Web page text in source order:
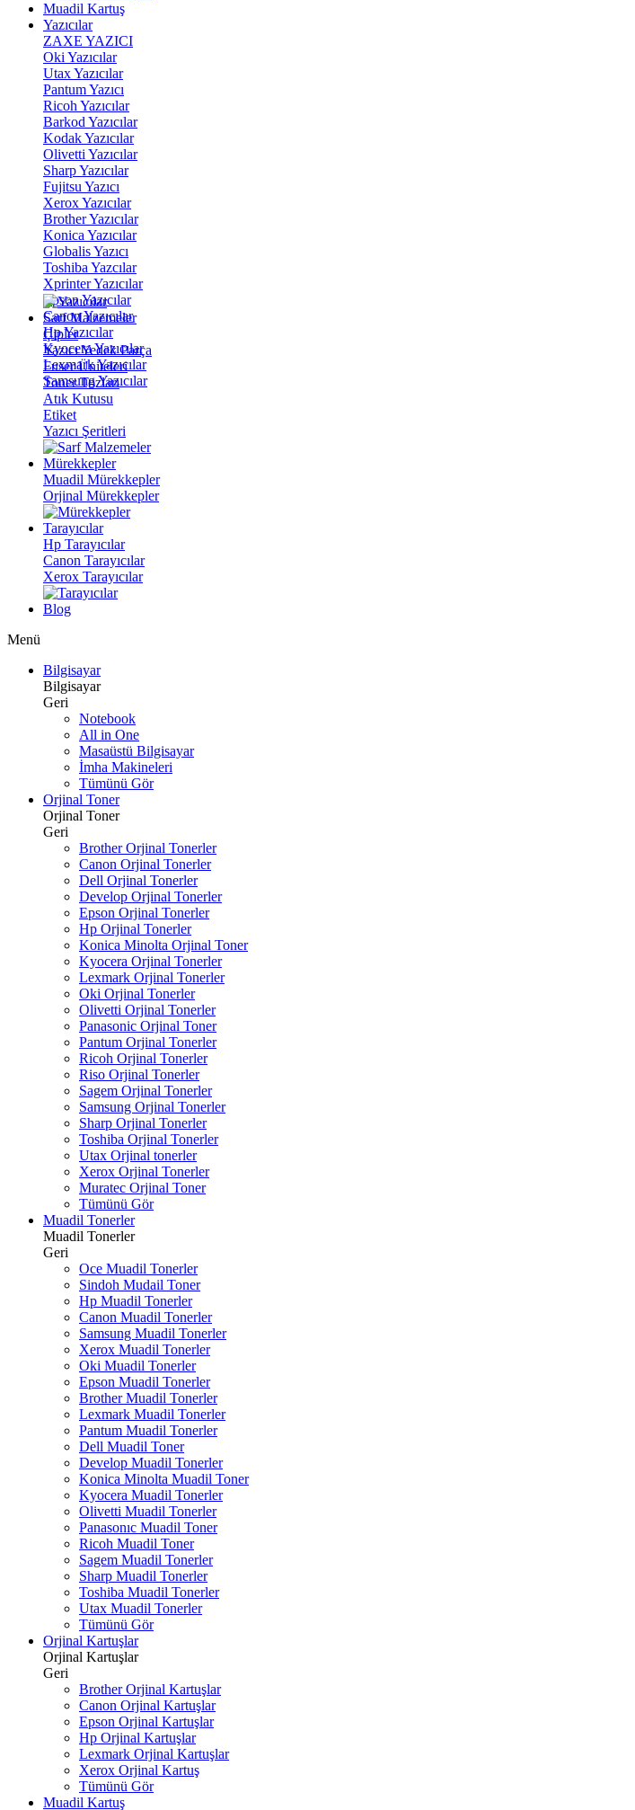
Muadil Kartuş
Yazıcılar
ZAXE YAZICI
Oki Yazıcılar
Utax Yazıcılar
Pantum Yazıcı
Ricoh Yazıcılar
Barkod Yazıcılar
Kodak Yazıcılar
Olivetti Yazıcılar
Sharp Yazıcılar
Fujitsu Yazıcı
Xerox Yazıcılar
Brother Yazıcılar
Konica Yazıcılar
Globalis Yazıcı
Toshiba Yazcılar
Xprinter Yazıcılar
Epson Yazıcılar
Canon Yazıcılar
Hp Yazıcılar
Kyocera Yazıcılar
Lexmark Yazıcılar
Samsung Yazıcılar
Sarf Malzemeler
Çipler
Yazıcı Yedek Parça
Fuser Üniteleri
Toner Tozları
Atık Kutusu
Etiket
Yazıcı Şeritleri
Mürekkepler
Muadil Mürekkepler
Orjinal Mürekkepler
Tarayıcılar
Hp Tarayıcılar
Canon Tarayıcılar
Xerox Tarayıcılar
Blog
Menü
Bilgisayar
Bilgisayar
Geri
Notebook
All in One
Masaüstü Bilgisayar
İmha Makineleri
Tümünü Gör
Orjinal Toner
Orjinal Toner
Geri
Brother Orjinal Tonerler
Canon Orjinal Tonerler
Dell Orjinal Tonerler
Develop Orjinal Tonerler
Epson Orjinal Tonerler
Hp Orjinal Tonerler
Konica Minolta Orjinal Toner
Kyocera Orjinal Tonerler
Lexmark Orjinal Tonerler
Oki Orjinal Tonerler
Olivetti Orjinal Tonerler
Panasonic Orjinal Toner
Pantum Orjinal Tonerler
Ricoh Orjinal Tonerler
Riso Orjinal Tonerler
Sagem Orjinal Tonerler
Samsung Orjinal Tonerler
Sharp Orjinal Tonerler
Toshiba Orjinal Tonerler
Utax Orjinal tonerler
Xerox Orjinal Tonerler
Muratec Orjinal Toner
Tümünü Gör
Muadil Tonerler
Muadil Tonerler
Geri
Oce Muadil Tonerler
Sindoh Mudail Toner
Hp Muadil Tonerler
Canon Muadil Tonerler
Samsung Muadil Tonerler
Xerox Muadil Tonerler
Oki Muadil Tonerler
Epson Muadil Tonerler
Brother Muadil Tonerler
Lexmark Muadil Tonerler
Pantum Muadil Tonerler
Dell Muadil Toner
Develop Muadil Tonerler
Konica Minolta Muadil Toner
Kyocera Muadil Tonerler
Olivetti Muadil Tonerler
Panasonıc Muadil Toner
Ricoh Muadil Toner
Sagem Muadil Tonerler
Sharp Muadil Tonerler
Toshiba Muadil Tonerler
Utax Muadil Tonerler
Tümünü Gör
Orjinal Kartuşlar
Orjinal Kartuşlar
Geri
Brother Orjinal Kartuşlar
Canon Orjinal Kartuşlar
Epson Orjinal Kartuşlar
Hp Orjinal Kartuşlar
Lexmark Orjinal Kartuşlar
Xerox Orjinal Kartuş
Tümünü Gör
Muadil Kartuş